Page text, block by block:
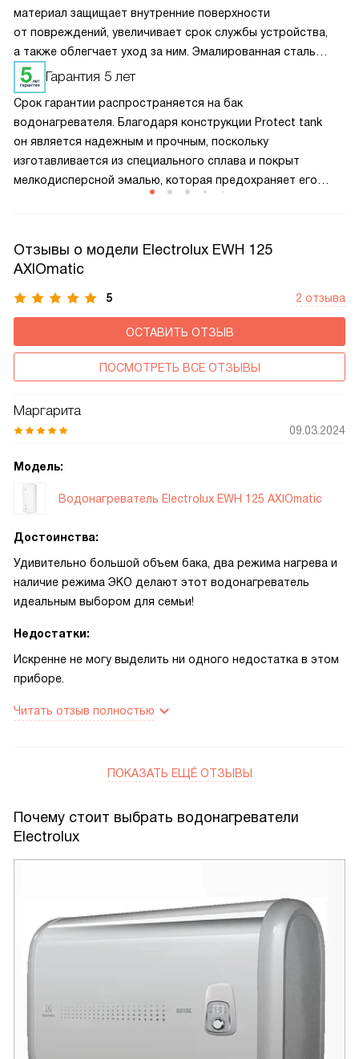
материал защищает внутренние поверхности
от повреждений, увеличивает срок службы устройства,
а также облегчает уход за ним. Эмалированная сталь
помогает сохранять качество воды и предотвращает
накопление накипи, что важно для долговечной
и стабильной работы водонагревателя. Это надежное
решение для долгосрочного использования.
Гарантия 5 лет
Срок гарантии распространяется на бак
водонагревателя. Благодаря конструкции Protect tank
он является надежным и прочным, поскольку
изготавливается из специального сплава и покрыт
мелкодисперсной эмалью, которая предохраняет его
Отзывы о модели Electrolux EWH 125
AXIOmatic
5 2 отзыва
ОСТАВИТЬ ОТЗЫВ
ПОСМОТРЕТЬ ВСЕ ОТЗЫВЫ
Маргарита
09.03.2024
Модель:
Водонагреватель Electrolux EWH 125 AXIOmatic
Достоинства:
Удивительно большой объем бака, два режима нагрева и
наличие режима ЭКО делают этот водонагреватель
идеальным выбором для семьи!
Недостатки:
Искренне не могу выделить ни одного недостатка в этом
приборе.
Читать отзыв полностью
ПОКАЗАТЬ ЕЩЁ ОТЗЫВЫ
Почему стоит выбрать водонагреватели
Electrolux